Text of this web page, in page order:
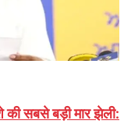
की सबसे बड़ी मार झेली: